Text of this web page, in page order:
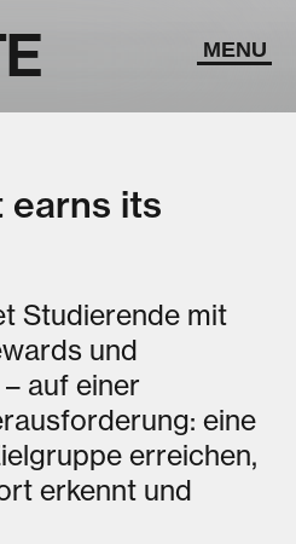
MENU
its
Studierende mit
und
auf einer
eine
erreichen,
erkennt und